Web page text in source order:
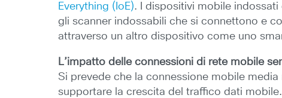
Everything (IoE). I dispositivi mobile
gli scanner indossabili che si connettono e
attraverso un altro dispositivo come uno
L’impatto delle connessioni di rete mobile
Si prevede che la connessione mobile
supportare la crescita del traffico dati mobile.